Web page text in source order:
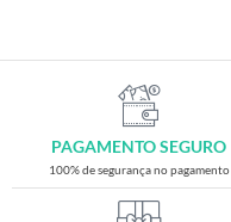
PAGAMENTO SEGURO
100% de segurança no pagamento